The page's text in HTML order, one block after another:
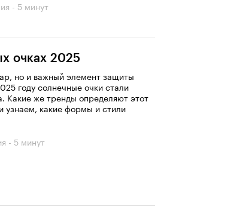
- 5 минут
очках 2025
но и важный элемент защиты
году солнечные очки стали
Какие же тренды определяют этот
узнаем, какие формы и стили
- 5 минут